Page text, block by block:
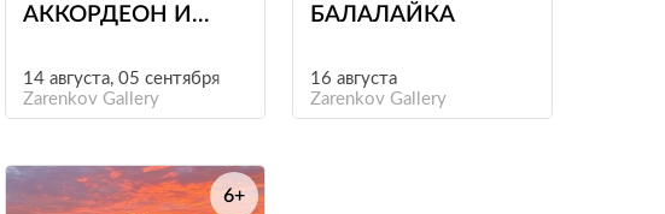
АККОРДЕОН И
14 августа, 05 сентября
Zarenkov Gallery
БАЛАЛАЙКА
16 августа
Zarenkov Gallery
6+